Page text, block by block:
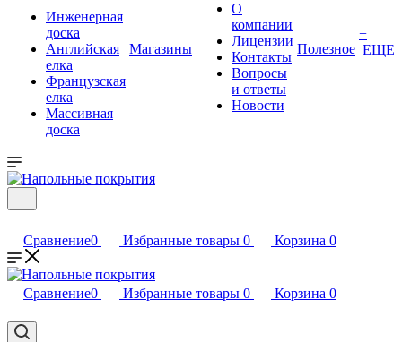
Инженерная
доска
Английская
елка
Французская
елка
Массивная
доска
Магазины
О
компании
Лицензии
Контакты
Вопросы
и ответы
Новости
Полезное
+
ЕЩЕ
Сравнение0 Избранные товары 0 Корзина 0
Сравнение0 Избранные товары 0 Корзина 0